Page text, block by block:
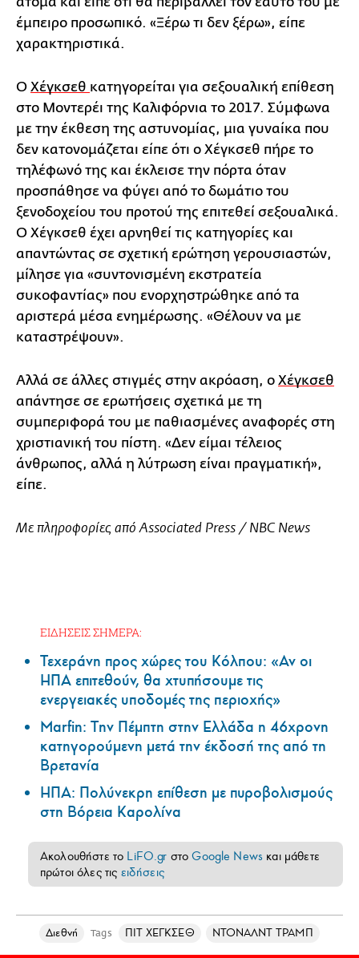
έμπειρο προσωπικό. «Ξέρω τι δεν ξέρω», είπε
χαρακτηριστικά.
Ο Χέγκσεθ κατηγορείται για σεξουαλική επίθεση
στο Μοντερέι της Καλιφόρνια το 2017. Σύμφωνα
με την έκθεση της αστυνομίας, μια γυναίκα που
δεν κατονομάζεται είπε ότι ο Χέγκσεθ πήρε το
τηλέφωνό της και έκλεισε την πόρτα όταν
προσπάθησε να φύγει από το δωμάτιο του
ξενοδοχείου του προτού της επιτεθεί σεξουαλικά.
Ο Χέγκσεθ έχει αρνηθεί τις κατηγορίες και
απαντώντας σε σχετική ερώτηση γερουσιαστών,
μίλησε για «συντονισμένη εκστρατεία
συκοφαντίας» που ενορχηστρώθηκε από τα
αριστερά μέσα ενημέρωσης. «Θέλουν να με
καταστρέψουν».
Αλλά σε άλλες στιγμές στην ακρόαση, ο Χέγκσεθ
απάντησε σε ερωτήσεις σχετικά με τη
συμπεριφορά του με παθιασμένες αναφορές στη
χριστιανική του πίστη. «Δεν είμαι τέλειος
άνθρωπος, αλλά η λύτρωση είναι πραγματική»,
είπε.
Με πληροφορίες από Associated Press / NBC News
ΕΙΔΗΣΕΙΣ ΣΗΜΕΡΑ:
Τεχεράνη προς χώρες του Κόλπου: «Αν οι
ΗΠΑ επιτεθούν, θα χτυπήσουμε τις
ενεργειακές υποδομές της περιοχής»
Marfin: Την Πέμπτη στην Ελλάδα η 46χρονη
κατηγορούμενη μετά την έκδοσή της από τη
Βρετανία
ΗΠΑ: Πολύνεκρη επίθεση με πυροβολισμούς
στη Βόρεια Καρολίνα
Ακολουθήστε το LiFO.gr στοGoogle News και μάθετε
πρώτοι όλες τις ειδήσεις
Διεθνή Tags ΠΙΤ ΧΕΓΚΣΕΘ ΝΤΟΝΑΛΝΤ ΤΡΑΜΠ